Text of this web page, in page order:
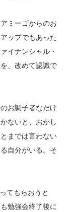
ミーゴからのお
ップでもあった
イナンシャル・
、改めて認識で
お調子者なだけ
ないと、おかし
までは言わない
自分がいる。そ
てもらおうと
勉強会終了後に